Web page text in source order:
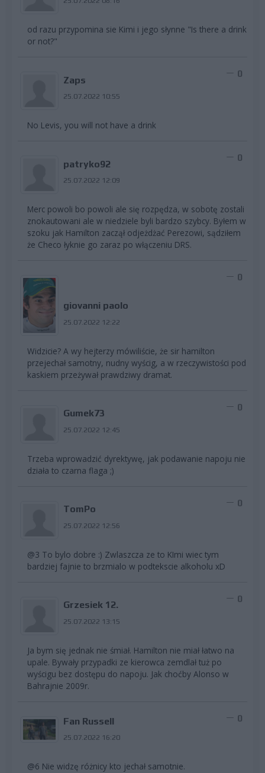
od razu przypomina sie Kimi i jego słynne "Is there a drink
or not?"
Zaps
25.07.2022 10:55
0
No Levis, you will not have a drink
patryko92
25.07.2022 12:09
0
Merc powoli bo powoli ale się rozpędza, w sobotę zostali
znokautowani ale w niedziele byli bardzo szybcy. Byłem w
szoku jak Hamilton zaczął odjeżdżać Perezowi, sądziłem
że Checo łyknie go zaraz po włączeniu DRS.
giovanni paolo
25.07.2022 12:22
0
Widzicie? A wy hejterzy mówiliście, że sir hamilton
przejechał samotny, nudny wyścig, a w rzeczywistości pod
kaskiem przeżywał prawdziwy dramat.
Gumek73
25.07.2022 12:45
0
Trzeba wprowadzić dyrektywę, jak podawanie napoju nie
działa to czarna flaga ;)
TomPo
25.07.2022 12:56
0
@3 To bylo dobre :) Zwlaszcza ze to KImi wiec tym
bardziej fajnie to brzmialo w podtekscie alkoholu xD
Grzesiek 12.
25.07.2022 13:15
0
Ja bym się jednak nie śmiał. Hamilton nie miał łatwo na
upale. Bywały przypadki ze kierowca zemdlał tuż po
wyścigu bez dostępu do napoju. Jak choćby Alonso w
Bahrajnie 2009r.
Fan Russell
25.07.2022 16:20
0
@6 Nie widzę różnicy kto jechał samotnie.